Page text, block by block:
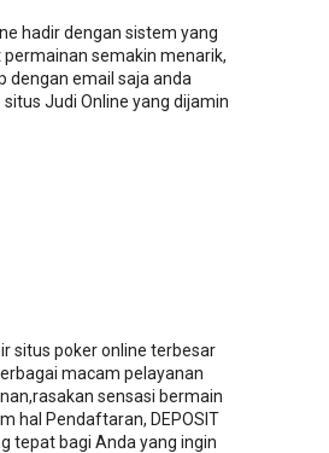
hadir dengan sistem yang
semakin menarik,
dengan email saja anda
Judi Online yang dijamin
situs poker online terbesar
macam pelayanan
sensasi bermain
hal Pendaftaran, DEPOSIT
tepat bagi Anda yang ingin